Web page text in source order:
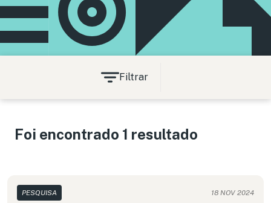
Filtrar
Foi encontrado 1 resultado
PESQUISA 18 NOV 2024